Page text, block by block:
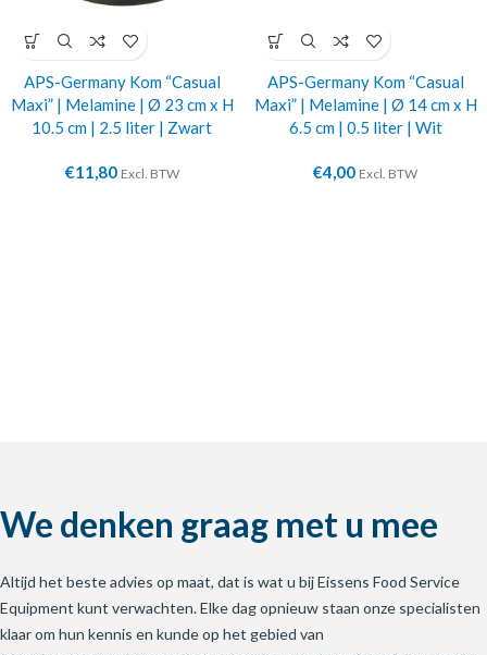
APS-Germany Kom “Casual
Maxi” | Melamine | Ø 23 cm x H
10.5 cm | 2.5 liter | Zwart
€11,80 Excl. BTW
APS-Germany Kom “Casual
Maxi” | Melamine | Ø 14 cm x H
6.5 cm | 0.5 liter | Wit
€4,00 Excl. BTW
We denken graag met u mee
Altijd het beste advies op maat, dat is wat u bij Eissens Food Service
Equipment kunt verwachten. Elke dag opnieuw staan onze specialisten
klaar om hun kennis en kunde op het gebied van